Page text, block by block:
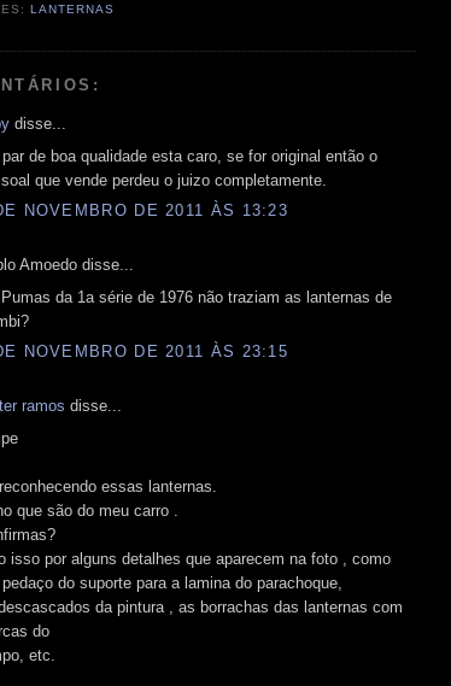
LANTERNAS
disse...
de boa qualidade esta caro, se for original então o
que vende perdeu o juizo completamente.
NOVEMBRO DE 2011 ÀS 13:23
Amoedo disse...
da 1a série de 1976 não traziam as lanternas de
NOVEMBRO DE 2011 ÀS 23:15
ramos disse...
essas lanternas.
que são do meu carro .
isso por alguns detalhes que aparecem na foto , como
do suporte para a lamina do parachoque,
da pintura , as borrachas das lanternas com
do
etc.